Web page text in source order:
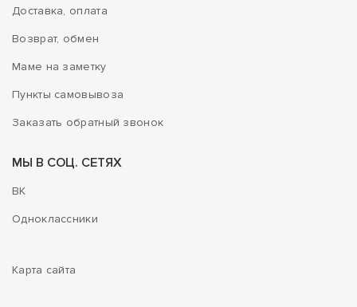
Доставка, оплата
Возврат, обмен
Маме на заметку
Пункты самовывоза
Заказать обратный звонок
МЫ В СОЦ. СЕТЯХ
ВК
Одноклассники
Карта сайта